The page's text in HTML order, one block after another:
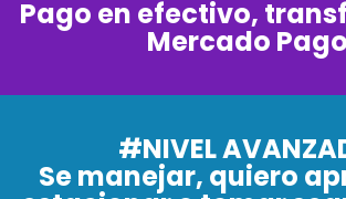
Pago en efectivo,
Mercado Pago
#NIVEL
Se manejar, quiero